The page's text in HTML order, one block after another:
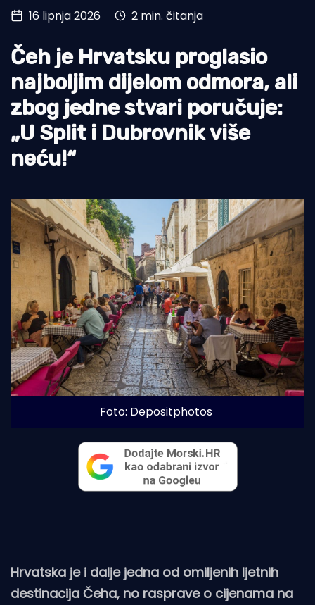
Turizam i nautika
Pomorstvo
Ribolov
Ekologija
Tradicija i kultura
16 lipnja 2026 2 min. čitanja
Čeh je Hrvatsku proglasio
najboljim dijelom odmora, ali
zbog jedne stvari poručuje:
„U Split i Dubrovnik više
neću!“
Foto: Depositphotos
Hrvatska je i dalje jedna od omiljenih ljetnih
destinacija Čeha, no rasprave o cijenama na